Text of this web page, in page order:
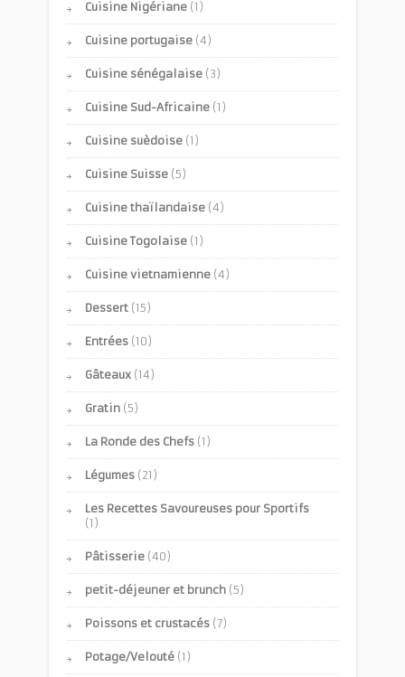
Cuisine Nigériane (1)
Cuisine portugaise (4)
Cuisine sénégalaise (3)
Cuisine Sud-Africaine (1)
Cuisine suèdoise (1)
Cuisine Suisse (5)
Cuisine thaïlandaise (4)
Cuisine Togolaise (1)
Cuisine vietnamienne (4)
Dessert (15)
Entrées (10)
Gâteaux (14)
Gratin (5)
La Ronde des Chefs (1)
Légumes (21)
Les Recettes Savoureuses pour Sportifs
(1)
Pâtisserie (40)
petit-déjeuner et brunch (5)
Poissons et crustacés (7)
Potage/Velouté (1)